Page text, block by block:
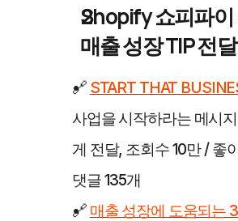
Shopify 쇼피파이
매출 성장 TIP 전달
🔗 START THAT
사업을 시작하라는 메시
게 전달, 조회수 10만 / 좋
댓글 135개
🔗 매출 성장에 도움되는